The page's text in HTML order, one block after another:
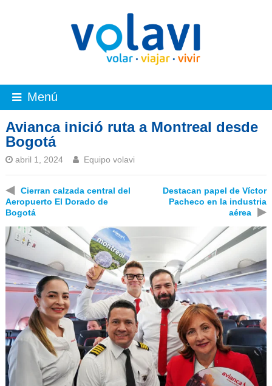
Menú
Avianca inició ruta a Montreal desde
Bogotá
abril 1, 2024 Equipo volavi
◀
Cierran calzada central del
Aeropuerto El Dorado de
Bogotá
Destacan papel de Víctor
Pacheco en la industria
aérea
▶